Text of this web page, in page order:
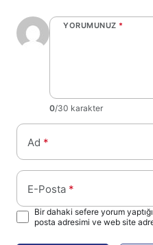
YORUMUNUZ *
0/30 karakter
Ad *
E-Posta *
Bir dahaki sefere yorum
posta adresimi ve web site